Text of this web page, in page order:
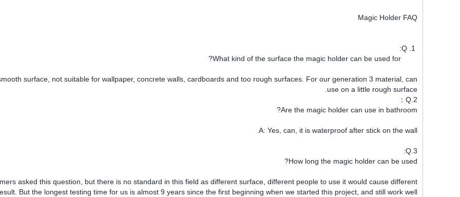
Magic Holder FAQ
surface, not suitable for wallpaper, concrete walls, cardboards and too rough surfaces. For our generation 3 material, can
use on a little rough surface.
2.Q：
Are the magic holder can use in bathroom?
A: Yes, can, it is waterproof after stick on the wall.
3.Q:
How long the magic holder can be used?
asked this question, but there is no standard in this field as different surface, different people to use it would cause different
But the longest testing time for us is almost 9 years since the first beginning when we started this project, and still work well.